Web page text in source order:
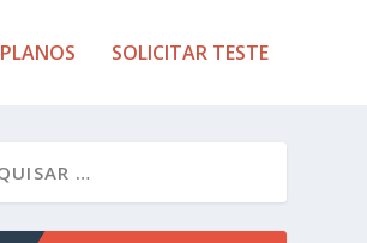
PLANOS SOLICITAR TESTE